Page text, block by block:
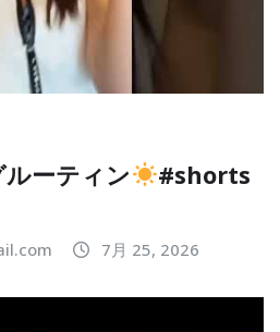
ーティン
#shorts
7月 25, 2026